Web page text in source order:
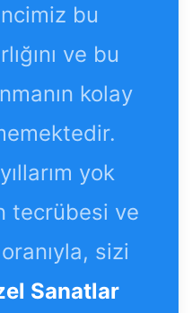
bu
ve bu
kolay
yok
tecrübesi ve
sizi
Sanatlar